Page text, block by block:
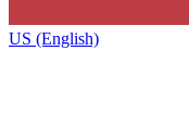
US (English)